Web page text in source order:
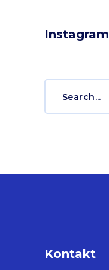
Instagram
Kontakt